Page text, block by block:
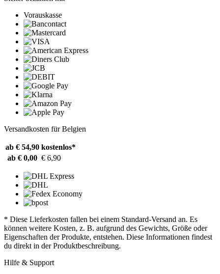
Vorauskasse
Versandkosten für Belgien
ab € 54,90 kostenlos*
ab € 0,00 € 6,90
* Diese Lieferkosten fallen bei einem Standard-Versand an. Es
können weitere Kosten, z. B. aufgrund des Gewichts, Größe oder
Eigenschaften der Produkte, entstehen. Diese Informationen findest
du direkt in der Produktbeschreibung.
Hilfe & Support